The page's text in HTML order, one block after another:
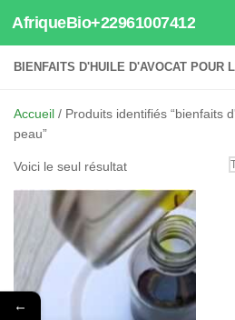
Au dessous du contenu
AfriqueBio+22961007412
BIENFAITS D'HUILE D'AVOCAT POUR
Accueil / Produits identifiés “bienfaits
peau”
Voici le seul résultat
←